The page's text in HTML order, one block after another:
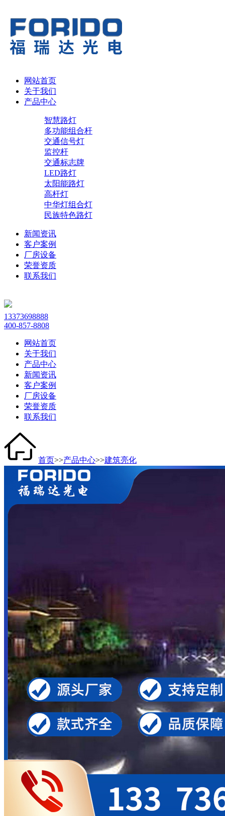
网站首页
关于我们
产品中心
智慧路灯
多功能组合杆
交通信号灯
监控杆
交通标志牌
LED路灯
太阳能路灯
高杆灯
中华灯组合灯
民族特色路灯
新闻资讯
客户案例
厂房设备
荣誉资质
联系我们
13373698888
400-857-8808
网站首页
关于我们
产品中心
新闻资讯
客户案例
厂房设备
荣誉资质
联系我们
首页>>产品中心>>建筑亮化